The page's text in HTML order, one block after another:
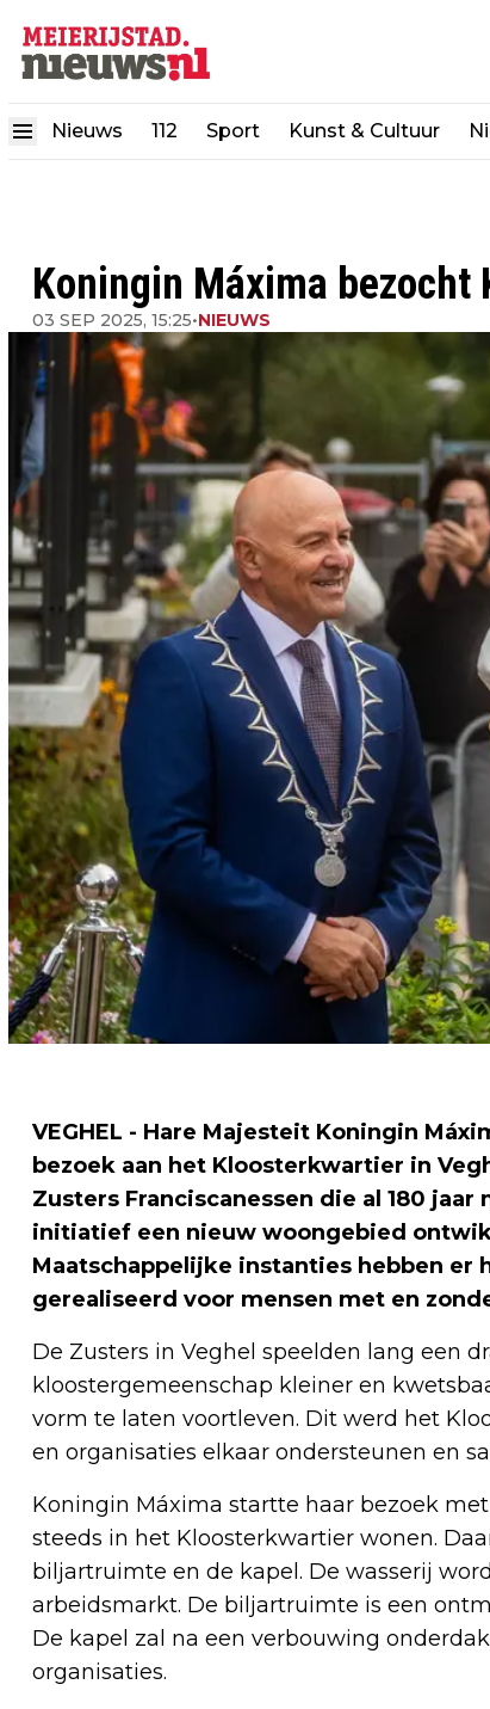
Nieuws 112 Sport Kunst & Cultuur
Koningin Máxima bezocht
03 SEP 2025, 15:25•NIEUWS
VEGHEL - Hare Majesteit Koningin
bezoek aan het Kloosterkwartier in
Zusters Franciscanessen die al 180
initiatief een nieuw woongebied
Maatschappelijke instanties hebben er
gerealiseerd voor mensen met en
De Zusters in Veghel speelden lang een
kloostergemeenschap kleiner en
vorm te laten voortleven. Dit werd het
en organisaties elkaar ondersteunen en
Koningin Máxima startte haar bezoek
steeds in het Kloosterkwartier wonen.
biljartruimte en de kapel. De wasserij
arbeidsmarkt. De biljartruimte is een
De kapel zal na een verbouwing
organisaties.